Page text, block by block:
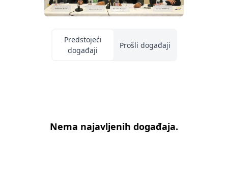
Predstojeći
događaji
Prošli događaji
Nema najavljenih događaja.